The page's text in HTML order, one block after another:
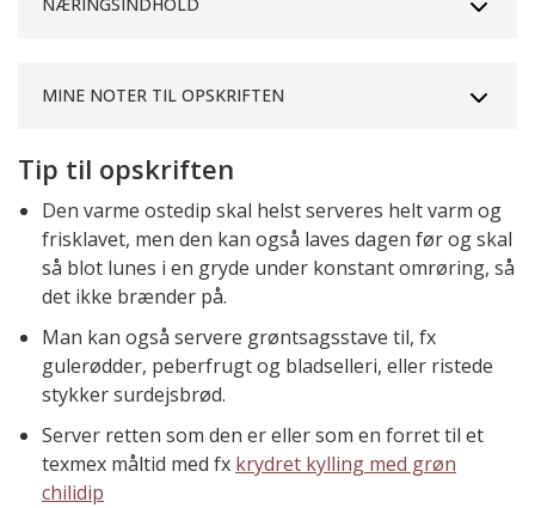
NÆRINGSINDHOLD
MINE NOTER TIL OPSKRIFTEN
Tip til opskriften
Den varme ostedip skal helst serveres helt varm og
frisklavet, men den kan også laves dagen før og skal
så blot lunes i en gryde under konstant omrøring, så
det ikke brænder på.
Man kan også servere grøntsagsstave til, fx
gulerødder, peberfrugt og bladselleri, eller ristede
stykker surdejsbrød.
Server retten som den er eller som en forret til et
texmex måltid med fx krydret kylling med grøn
chilidip